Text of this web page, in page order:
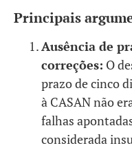
Principais
Ausência de
correções: O
prazo de cinco
à CASAN não
falhas
considerada